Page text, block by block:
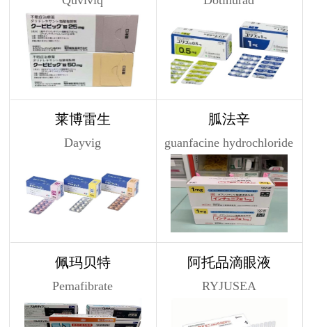
莱博雷生
Dayvig
胍法辛
guanfacine hydrochloride
佩玛贝特
Pemafibrate
阿托品滴眼液
RYJUSEA